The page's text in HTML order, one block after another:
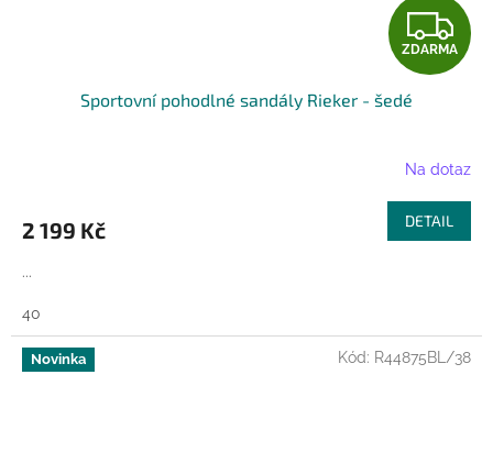
Z
D
R
M
A
ZDARMA
Sportovní pohodlné sandály Rieker - šedé
Na dotaz
2 199 Kč DETAIL
...
40
Novinka Kód: R44875BL/38